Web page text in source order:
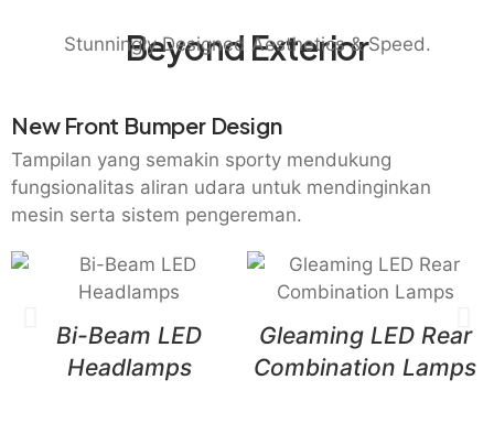
Beyond Exterior
Stunningly Designed Aesthetics & Speed.
New Front Bumper Design
Tampilan yang semakin sporty mendukung
fungsionalitas aliran udara untuk mendinginkan
mesin serta sistem pengereman.
Bi-Beam LED
Headlamps
Gleaming LED Rear
Combination Lamps